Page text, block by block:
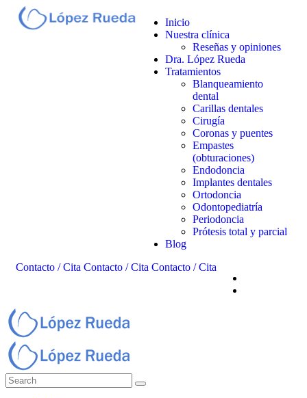
Inicio
Nuestra clínica
Reseñas y opiniones
Dra. López Rueda
Tratamientos
Blanqueamiento
dental
Carillas dentales
Cirugía
Coronas y puentes
Empastes
(obturaciones)
Endodoncia
Implantes dentales
Ortodoncia
Odontopediatría
Periodoncia
Prótesis total y parcial
Blog
Contacto / Cita Contacto / Cita Contacto / Cita